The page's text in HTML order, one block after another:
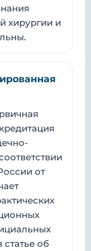
хирургии и
от
об